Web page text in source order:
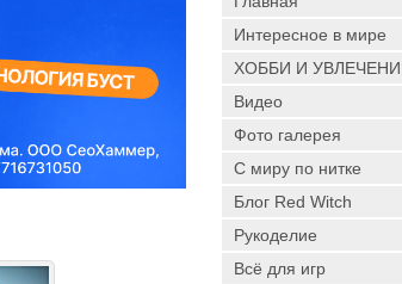
Интересное в мире
ХОББИ И
Видео
Фото галерея
С миру по нитке
Блог Red Witch
Рукоделие
Всё для игр